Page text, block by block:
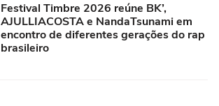
Festival Timbre 2026 reúne BK’,
AJULLIACOSTA e NandaTsunami em
encontro de diferentes gerações do rap
brasileiro